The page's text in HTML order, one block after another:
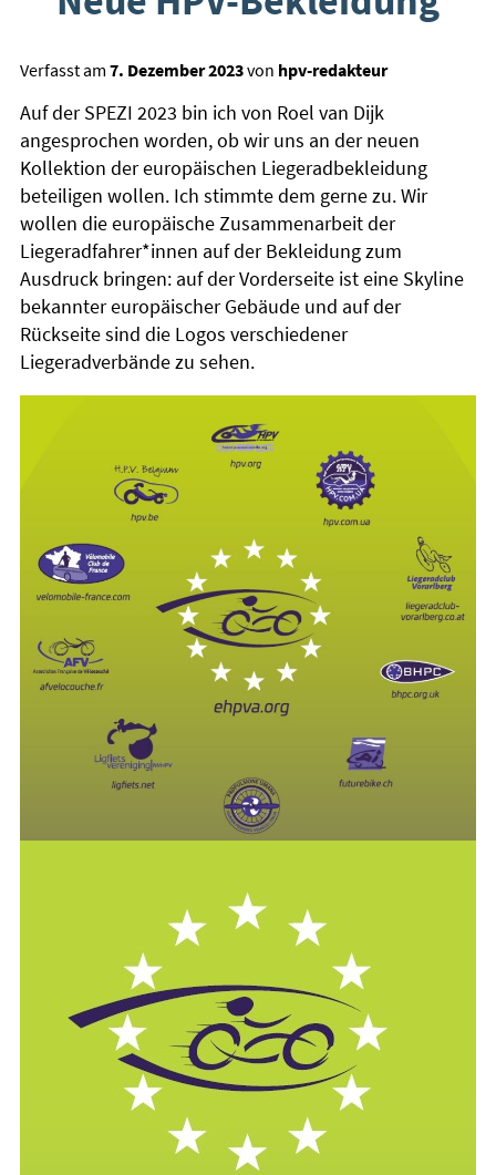
Verfasst am 7. Dezember 2023von hpv-redakteur
Auf der SPEZI 2023 bin ich von Roel van Dijk
angesprochen worden, ob wir uns an der neuen
Kollektion der europäischen Liegeradbekleidung
beteiligen wollen. Ich stimmte dem gerne zu. Wir
wollen die europäische Zusammenarbeit der
Liegeradfahrer*innen auf der Bekleidung zum
Ausdruck bringen: auf der Vorderseite ist eine Skyline
bekannter europäischer Gebäude und auf der
Rückseite sind die Logos verschiedener
Liegeradverbände zu sehen.